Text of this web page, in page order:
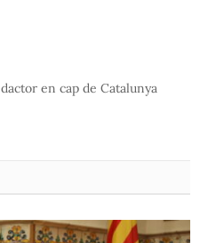
en cap de Catalunya